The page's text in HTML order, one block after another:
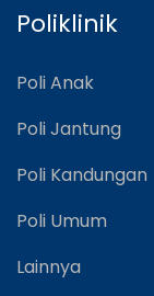
Poliklinik
Poli Anak
Poli Jantung
Poli Kandungan
Poli Umum
Lainnya